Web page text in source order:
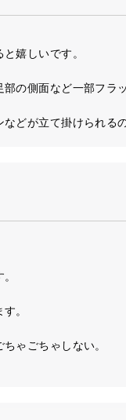
嬉しいです。
の側面など一部フラ
どが立て掛けられる
。
ゃごちゃしない。